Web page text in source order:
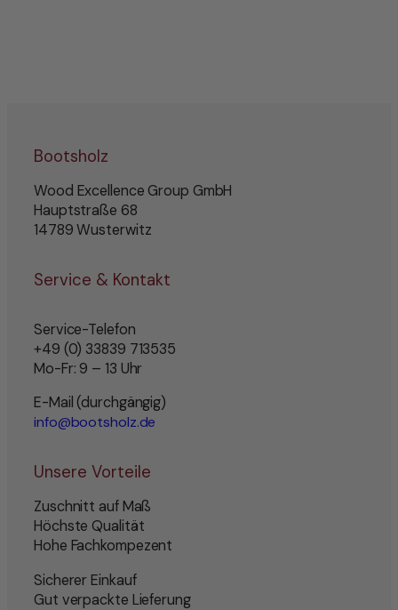
Bootsholz
Wood Excellence Group GmbH
Hauptstraße 68
14789 Wusterwitz
Service & Kontakt
Service-Telefon
+49 (0) 33839 713535
Mo-Fr: 9 – 13 Uhr
E-Mail (durchgängig)
info@bootsholz.de
Unsere Vorteile
Zuschnitt auf Maß
Höchste Qualität
Hohe Fachkompezent
Sicherer Einkauf
Gut verpackte Lieferung